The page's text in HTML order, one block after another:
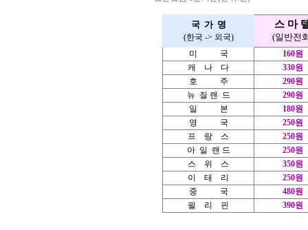
국 가 명
(한국 -> 외국)
스 마
(일반전
미 국
160원
캐 나 다
330원
호 주
290원
뉴 질 랜 드
290원
일 본
180원
영 국
250원
프 랑 스
250원
아 일 랜 드
250원
스 위 스
350원
이 태 리
250원
중 국
480원
필 리 핀
390원